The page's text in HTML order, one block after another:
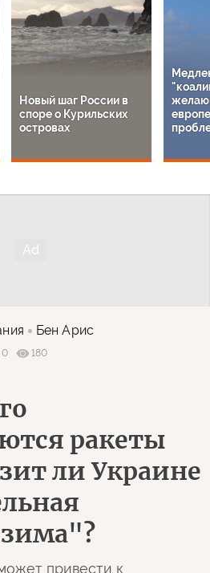
Новый шаг России в
споре о Курильских
островах
Бен Арис
0
180
ракеты
ли Украине
привести к